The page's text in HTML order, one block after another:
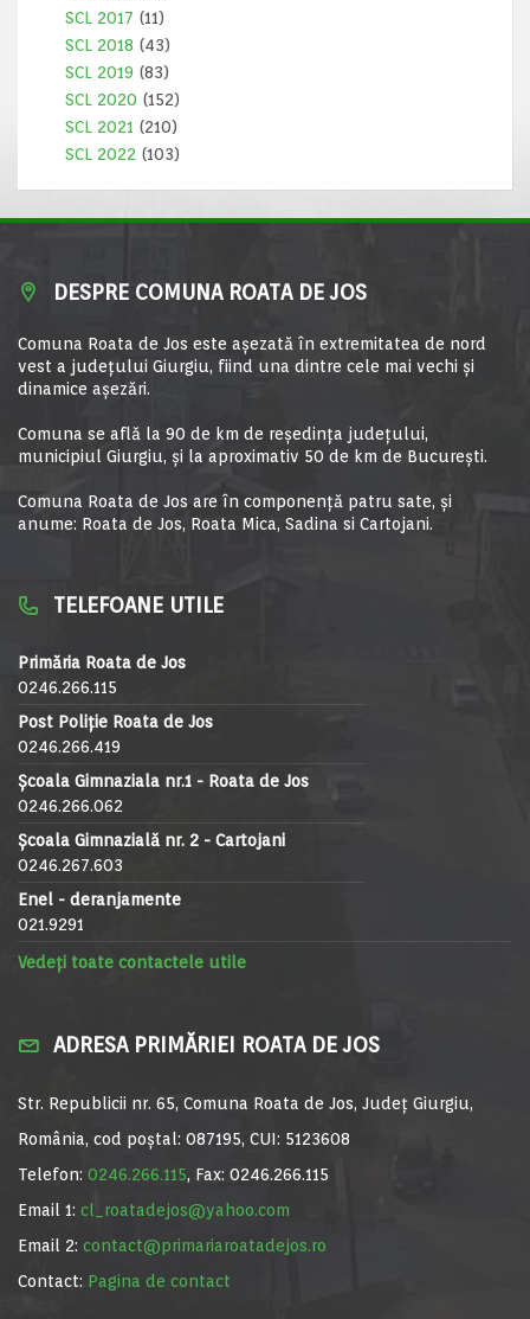
SCL 2017 (11)
SCL 2018 (43)
SCL 2019 (83)
SCL 2020 (152)
SCL 2021 (210)
SCL 2022 (103)
DESPRE COMUNA ROATA DE JOS
Comuna Roata de Jos este aşezată în extremitatea de nord
vest a judeţului Giurgiu, fiind una dintre cele mai vechi şi
dinamice aşezări.
Comuna se află la 90 de km de reşedinţa judeţului,
municipiul Giurgiu, şi la aproximativ 50 de km de Bucureşti.
Comuna Roata de Jos are în componență patru sate, și
anume: Roata de Jos, Roata Mica, Sadina si Cartojani.
TELEFOANE UTILE
Primăria Roata de Jos
0246.266.115
Post Poliție Roata de Jos
0246.266.419
Școala Gimnaziala nr.1 - Roata de Jos
0246.266.062
Școala Gimnazială nr. 2 - Cartojani
0246.267.603
Enel - deranjamente
021.9291
Vedeți toate contactele utile
ADRESA PRIMĂRIEI ROATA DE JOS
Str. Republicii nr. 65, Comuna Roata de Jos, Județ Giurgiu,
România, cod poștal: 087195, CUI: 5123608
Telefon: 0246.266.115, Fax: 0246.266.115
Email 1: cl_roatadejos@yahoo.com
Email 2: contact@primariaroatadejos.ro
Contact: Pagina de contact